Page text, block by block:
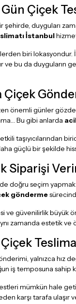
Çiçek
şehirde, duyguları
İstanbul
biri lokasyondur.
ve bu da duyguların
Çiçek
önemli günler
Bu gibi anlarda
etkili
güçlü bir şekilde
Siparişi
doğru seçim
gönderme
ve güvenilirlik büyük
zamanda estetik
Çiçek
yalnızca hız
iş temposuna sahip
mümkün hale
karşı tarafa ulaşır